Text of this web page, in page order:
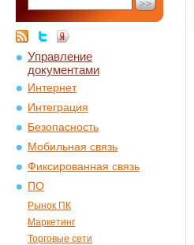
Управление
документами
Интернет
Интеграция
Безопасность
Мобильная связь
Фиксированная связь
ПО
Рынок ПК
Маркетинг
Торговые сети